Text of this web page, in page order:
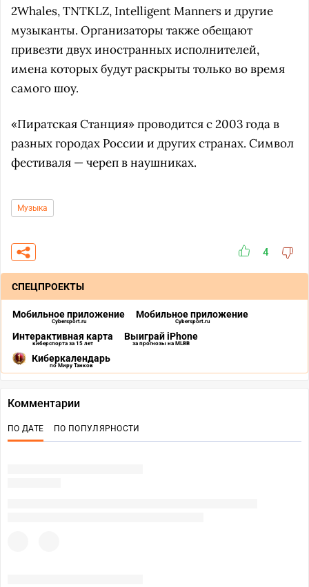
2Whales, TNTKLZ, Intelligent Manners и другие
музыканты. Организаторы также обещают
привезти двух иностранных исполнителей,
имена которых будут раскрыты только во время
самого шоу.
«Пиратская Станция» проводится с 2003 года в
разных городах России и других странах. Символ
фестиваля — череп в наушниках.
Музыка
4
СПЕЦПРОЕКТЫ
Мобильное приложение
Cybersport.ru
Мобильное приложение
Cybersport.ru
Интерактивная карта
киберспорта за 15 лет
Выиграй iPhone
за прогнозы на MLBB
Киберкалендарь
по Миру Танков
Комментарии
ПО ДАТЕ ПО ПОПУЛЯРНОСТИ